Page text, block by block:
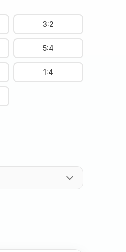
3:2
5:4
1:4